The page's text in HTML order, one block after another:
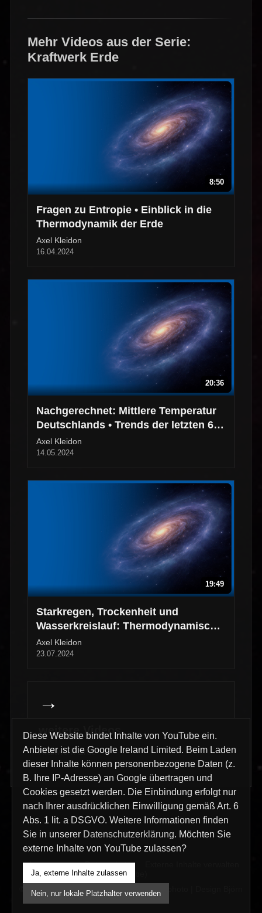
Mehr Videos aus der Serie:
Kraftwerk Erde
8:50
Fragen zu Entropie • Einblick in die
Thermodynamik der Erde
Axel Kleidon
16.04.2024
20:36
Nachgerechnet: Mittlere Temperatur
Deutschlands • Trends der letzten 60
Jahre
Axel Kleidon
14.05.2024
19:49
Starkregen, Trockenheit und
Wasserkreislauf: Thermodynamische
Hintergründe
Axel Kleidon
23.07.2024
→
weitere Videos
Kraftwerk Erde
Impressum Datenschutz
(YouTube)
© 2026 interklicks KG | interklicks film & photo | Design Björn
Pucks
Diese Website bindet Inhalte von YouTube ein.
Anbieter ist die Google Ireland Limited. Beim Laden
dieser Inhalte können personenbezogene Daten (z.
B. Ihre IP-Adresse) an Google übertragen und
Cookies gesetzt werden. Die Einbindung erfolgt nur
nach Ihrer ausdrücklichen Einwilligung gemäß Art. 6
Abs. 1 lit. a DSGVO. Weitere Informationen finden
Sie in unserer Datenschutzerklärung. Möchten Sie
externe Inhalte von YouTube zulassen?
Ja, externe Inhalte zulassen
Nein, nur lokale Platzhalter verwenden